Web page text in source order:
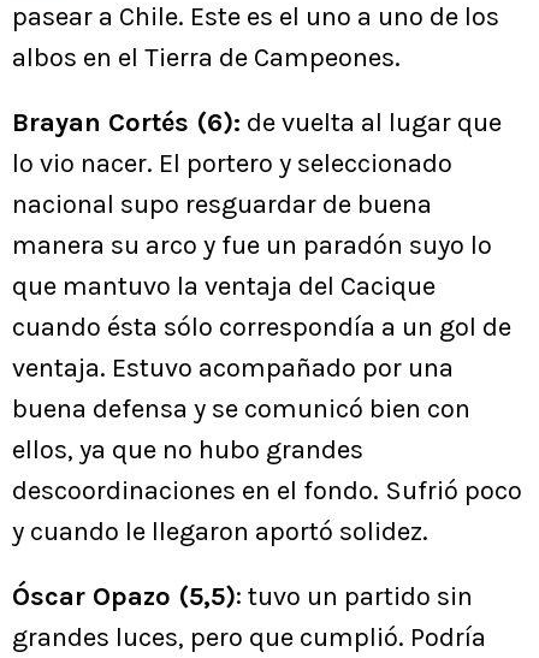
pasear a Chile. Este es el uno a uno de los
albos en el Tierra de Campeones.
Brayan Cortés (6): de vuelta al lugar que
lo vio nacer. El portero y seleccionado
nacional supo resguardar de buena
manera su arco y fue un paradón suyo lo
que mantuvo la ventaja del Cacique
cuando ésta sólo correspondía a un gol de
ventaja. Estuvo acompañado por una
buena defensa y se comunicó bien con
ellos, ya que no hubo grandes
descoordinaciones en el fondo. Sufrió poco
y cuando le llegaron aportó solidez.
Óscar Opazo (5,5): tuvo un partido sin
grandes luces, pero que cumplió. Podría